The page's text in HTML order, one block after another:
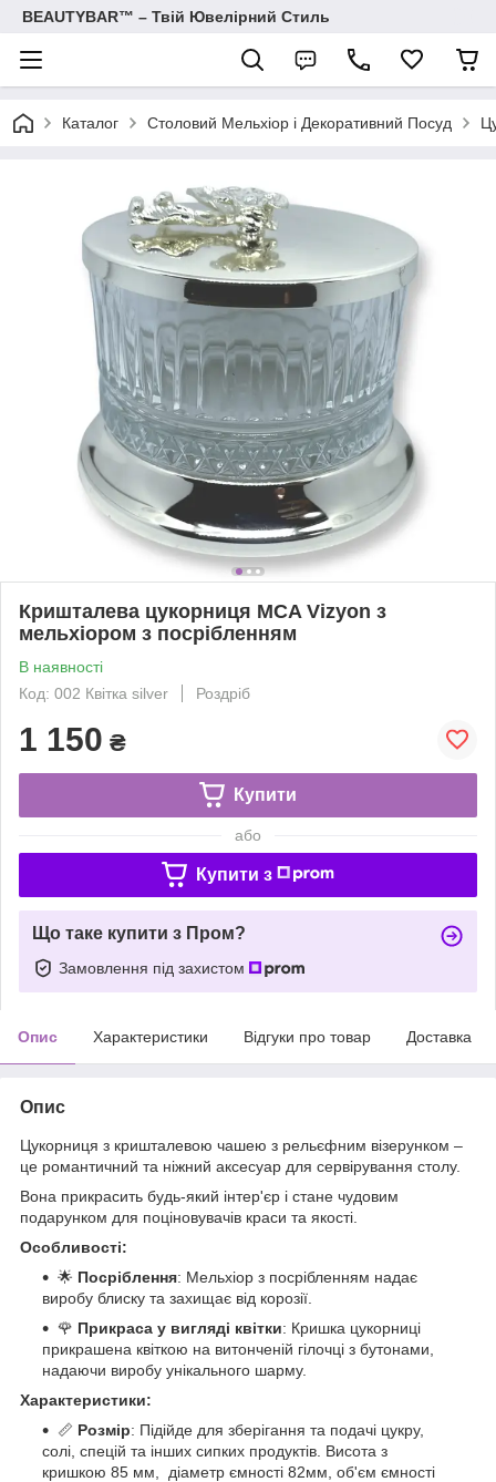
BEAUTYBAR™ – Твій Ювелірний Стиль
Каталог Столовий Мельхіор і Декоративний Посуд
Кришталева цукорниця MCA Vizyon з
мельхіором з посрібленням
В наявності
Код: 002 Квітка silver
Роздріб
1 150 ₴
Купити
або
Купити з
Що таке купити з Пром?
Замовлення під захистом
Опис Характеристики Відгуки про товар Доставка
Опис
Цукорниця з кришталевою чашею з рельєфним візерунком –
це романтичний та ніжний аксесуар для сервірування столу.
Вона прикрасить будь-який інтер'єр і стане чудовим
подарунком для поціновувачів краси та якості.
Особливості:
🌟 Посріблення: Мельхіор з посрібленням надає
виробу блиску та захищає від корозії.
🌹 Прикраса у вигляді квітки: Кришка цукорниці
прикрашена квіткою на витонченій гілочці з бутонами,
надаючи виробу унікального шарму.
Характеристики:
📏 Розмір: Підійде для зберігання та подачі цукру,
солі, спецій та інших сипких продуктів. Висота з
кришкою 85 мм, діаметр ємності 82мм, об'єм ємності